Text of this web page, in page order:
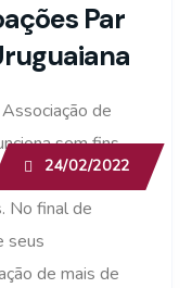
Par
24/02/2022
de
sem fins
para as
No final de
seus
de mais de